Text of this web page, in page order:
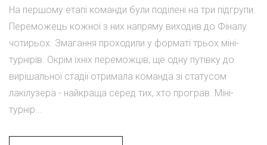
На першому етапі команди були поділені на три підгрупи.
Переможець кожної з них напряму виходив до Фіналу
чотирьох. Змагання проходили у форматі трьох міні-
турнірів. Окрім їхніх переможців, ще одну путівку до
вирішальної стадії отримала команда зі статусом
лакілузера - найкраща серед тих, хто програв. Міні-
турнір...